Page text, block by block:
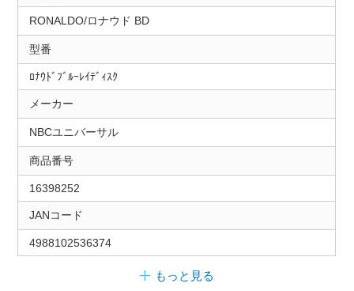
RONALDO/ロナウド BD
型番
ﾛﾅｳﾄﾞﾌﾞﾙｰﾚｲﾃﾞｨｽｸ
メーカー
NBCユニバーサル
商品番号
16398252
JANコード
4988102536374
もっと見る